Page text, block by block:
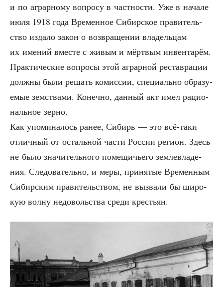
и по аграр­но­му вопро­су в част­но­сти. Уже в нача­ле
июля 1918 года Вре­мен­ное Сибир­ское пра­ви­тель­
ство изда­ло закон о воз­вра­ще­нии вла­дель­цам
их име­ний вме­сте с живым и мёрт­вым инвен­та­рём.
Прак­ти­че­ские вопро­сы этой аграр­ной рестав­ра­ции
долж­ны были решать комис­сии, спе­ци­аль­но обра­зу­
е­мые зем­ства­ми. Конеч­но, дан­ный акт имел раци­о­
наль­ное зерно.
Как упо­ми­на­лось ранее, Сибирь — это всё-таки
отлич­ный от осталь­ной части Рос­сии реги­он. Здесь
не было зна­чи­тель­но­го поме­щи­чье­го зем­ле­вла­де­
ния. Сле­до­ва­тель­но, и меры, при­ня­тые Вре­мен­ным
Сибир­ским пра­ви­тель­ством, не вызва­ли бы широ­
кую вол­ну недо­воль­ства сре­ди крестьян.